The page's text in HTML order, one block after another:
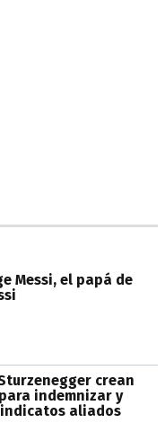
Messi, el papá de
crean
indemnizar y
aliados